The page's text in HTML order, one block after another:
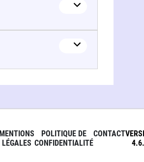
MENTIONS
LÉGALES
POLITIQUE DE
CONFIDENTIALITÉ
CONTACT